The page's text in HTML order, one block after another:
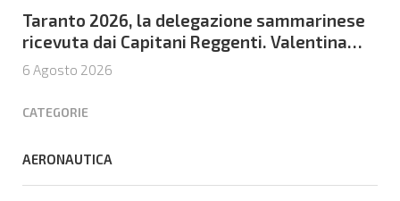
Taranto 2026, la delegazione sammarinese
ricevuta dai Capitani Reggenti. Valentina
Venerucci e Jacopo Frisoni i due
portabandiera
6 Agosto 2026
CATEGORIE
AERONAUTICA